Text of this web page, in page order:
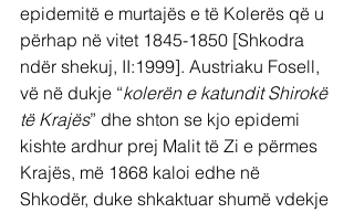
epidemitë e murtajës e të Kolerës që u
përhap në vitet 1845-1850 [Shkodra
ndër shekuj, II:1999]. Austriaku Fosell,
vë në dukje “kolerën e katundit Shirokë
të Krajës” dhe shton se kjo epidemi
kishte ardhur prej Malit të Zi e përmes
Krajës, më 1868 kaloi edhe në
Shkodër, duke shkaktuar shumë vdekje